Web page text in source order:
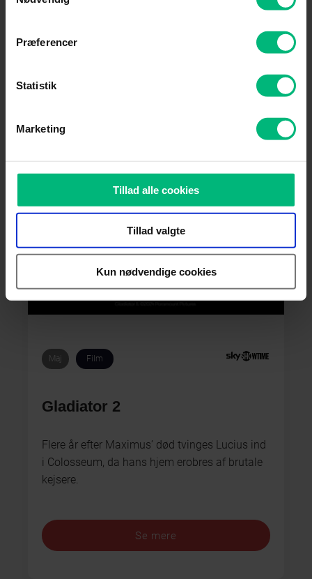
Præferencer
Statistik
Marketing
Tillad alle cookies
Tillad valgte
Kun nødvendige cookies
Maj Film
Gladiator 2
Flere år efter Maximus’ død tvinges Lucius ind
i Colosseum, da hans hjem erobres af brutale
kejsere.
Se mere